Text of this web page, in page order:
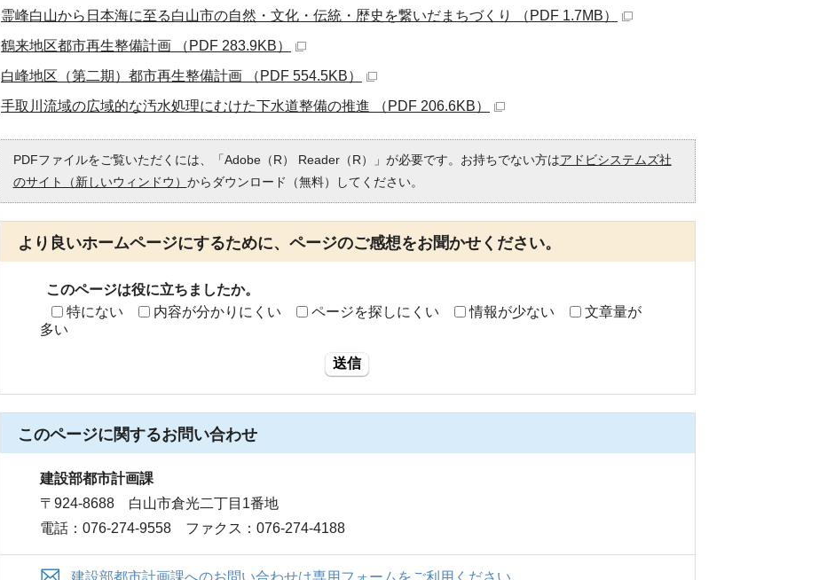
霊峰白山から日本海に至る白山市の自然・文化・伝統・歴史を繋いだまちづくり （PDF 1.7MB）
鶴来地区都市再生整備計画 （PDF 283.9KB）
白峰地区（第二期）都市再生整備計画 （PDF 554.5KB）
手取川流域の広域的な汚水処理にむけた下水道整備の推進 （PDF 206.6KB）
PDFファイルをご覧いただくには、「Adobe（R） Reader（R）」が必要です。お持ちでない方はアドビシステムズ社
のサイト（新しいウィンドウ） からダウンロード（無料）してください。
より良いホームページにするために、ページのご感想をお聞かせください。
このページは役に立ちましたか。
特にない
内容が分かりにくい ページを探しにくい 情報が少ない
文章量が
多い
送信
このページに関するお問い合わせ
建設部都市計画課
〒924-8688 白山市倉光二丁目1番地
電話：076-274-9558 ファクス：076-274-4188
建設部都市計画課へのお問い合わせは専用フォームをご利用ください。